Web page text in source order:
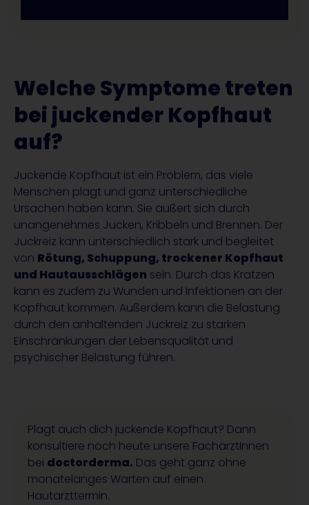
Welche Symptome treten
bei juckender Kopfhaut
auf?
Juckende Kopfhaut ist ein Problem, das viele
Menschen plagt und ganz unterschiedliche
Ursachen haben kann. Sie äußert sich durch
unangenehmes Jucken, Kribbeln und Brennen. Der
Juckreiz kann unterschiedlich stark und begleitet
von Rötung, Schuppung, trockener Kopfhaut
und Hautausschlägen sein. Durch das Kratzen
kann es zudem zu Wunden und Infektionen an der
Kopfhaut kommen. Außerdem kann die Belastung
durch den anhaltenden Juckreiz zu starken
Einschränkungen der Lebensqualität und
psychischer Belastung führen.
Plagt auch dich juckende Kopfhaut? Dann
konsultiere noch heute unsere FachärztInnen
bei doctorderma. Das geht ganz ohne
monatelanges Warten auf einen
Hautarzttermin.